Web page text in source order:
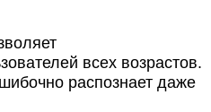
всех возрастов.
распознает даже